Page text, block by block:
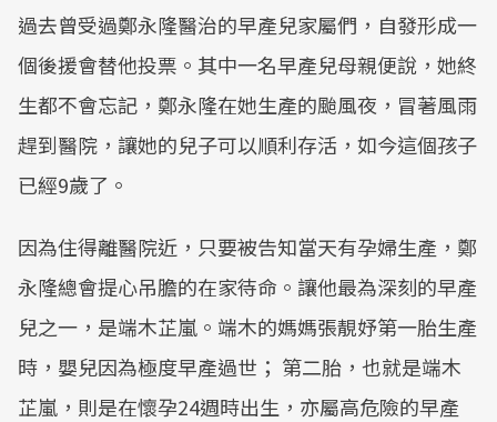
過去曾受過鄭永隆醫治的早產兒家屬們，自發形成一
個後援會替他投票。其中一名早產兒母親便說，她終
生都不會忘記，鄭永隆在她生產的颱風夜，冒著風雨
趕到醫院，讓她的兒子可以順利存活，如今這個孩子
已經9歲了。
因為住得離醫院近，只要被告知當天有孕婦生產，鄭
永隆總會提心吊膽的在家待命。讓他最為深刻的早產
兒之一，是端木芷嵐。端木的媽媽張靚妤第一胎生產
時，嬰兒因為極度早產過世； 第二胎，也就是端木
芷嵐，則是在懷孕24週時出生，亦屬高危險的早產